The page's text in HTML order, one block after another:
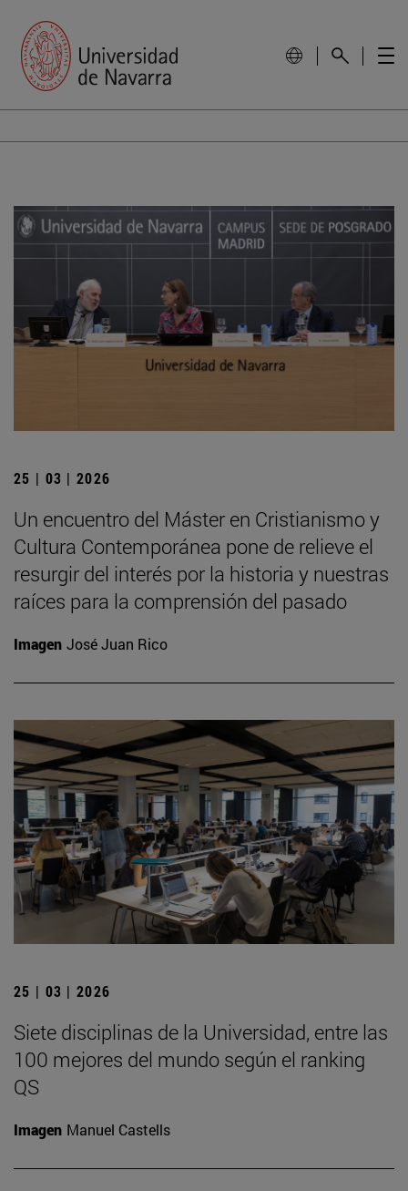
25 | 03 | 2026
Un encuentro del Máster en Cristianismo y
Cultura Contemporánea pone de relieve el
resurgir del interés por la historia y nuestras
raíces para la comprensión del pasado
Imagen José Juan Rico
25 | 03 | 2026
Siete disciplinas de la Universidad, entre las
100 mejores del mundo según el ranking
QS
Imagen Manuel Castells